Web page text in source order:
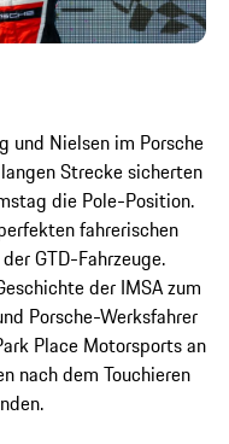
und Nielsen im Porsche
Strecke sicherten
die Pole-Position.
fahrerischen
GTD-Fahrzeuge.
der IMSA zum
Porsche-Werksfahrer
Place Motorsports an
nach dem Touchieren